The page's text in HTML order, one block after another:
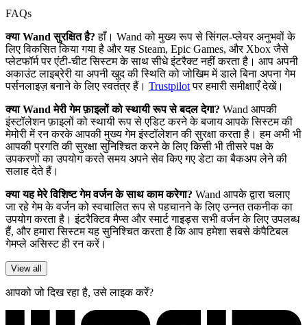
FAQs
क्या Wand सुरक्षित है? हाँ। Wand को मुख्य रूप से सिंगल-प्लेयर अनुभवों के
लिए विकसित किया गया है और यह Steam, Epic Games, और Xbox जैसे
प्लेटफॉर्म पर एंटी-चीट सिस्टम के साथ सीधे इंटरैक्ट नहीं करता है। आप अपनी
अकाउंट लाइब्रेरी या अपनी खुद की स्थिति को जोखिम में डाले बिना अपना गेम
पर्सनलाइज़ बनाने के लिए स्वतंत्र हैं। Trustpilotपर हमारी समीक्षाएँ देखें।
क्या Wand मेरी गेम फ़ाइलों को स्थायी रूप से बदल देगा? Wand आपकी
इंस्टॉलेशन फ़ाइलों को स्थायी रूप से एडिट करने के बजाय आपके सिस्टम की
मेमोरी में रन करके आपकी मुख्य गेम इंस्टॉलेशन की सुरक्षा करता है। हम अभी भी
आपकी प्रगति की सुरक्षा सुनिश्चित करने के लिए किसी भी तीसरे पक्ष के
उपकरणों का उपयोग करते समय अपने सेव किए गए डेटा का बैकअप लेने की
सलाह देते हैं।
क्या यह मेरे विशिष्ट गेम वर्जन के साथ काम करेगा? Wand आपके द्वारा चलाए
जा रहे गेम के वर्जन को स्वचालित रूप से पहचानने के लिए उन्नत तकनीक का
उपयोग करता है। इंटरैक्टिव मैप्स और स्मार्ट गाइड्स सभी वर्जन के लिए उपलब्ध
हैं, और हमारा सिस्टम यह सुनिश्चित करता है कि आप हमेशा सबसे कंपैटिबल
गेमप्ले असिस्ट ही रन करें।
View all
आपको जो दिख रहा है, उसे लाइक करें?